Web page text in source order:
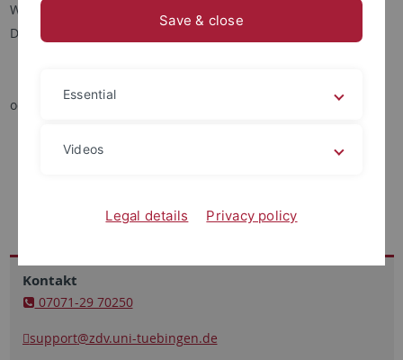
Wenn Sie hier nicht fündig werden, finden Sie alle
Dienstleistungen des ZDV auch nach Stichworten sortiert in
oder nutzen Sie die Support-Angebote des ZDV:
Hotline
Weiterer Support
Kontakt
07071-29 70250
support@zdv.uni-tuebingen.de
Save & close
Essential
Videos
Legal details Privacy policy